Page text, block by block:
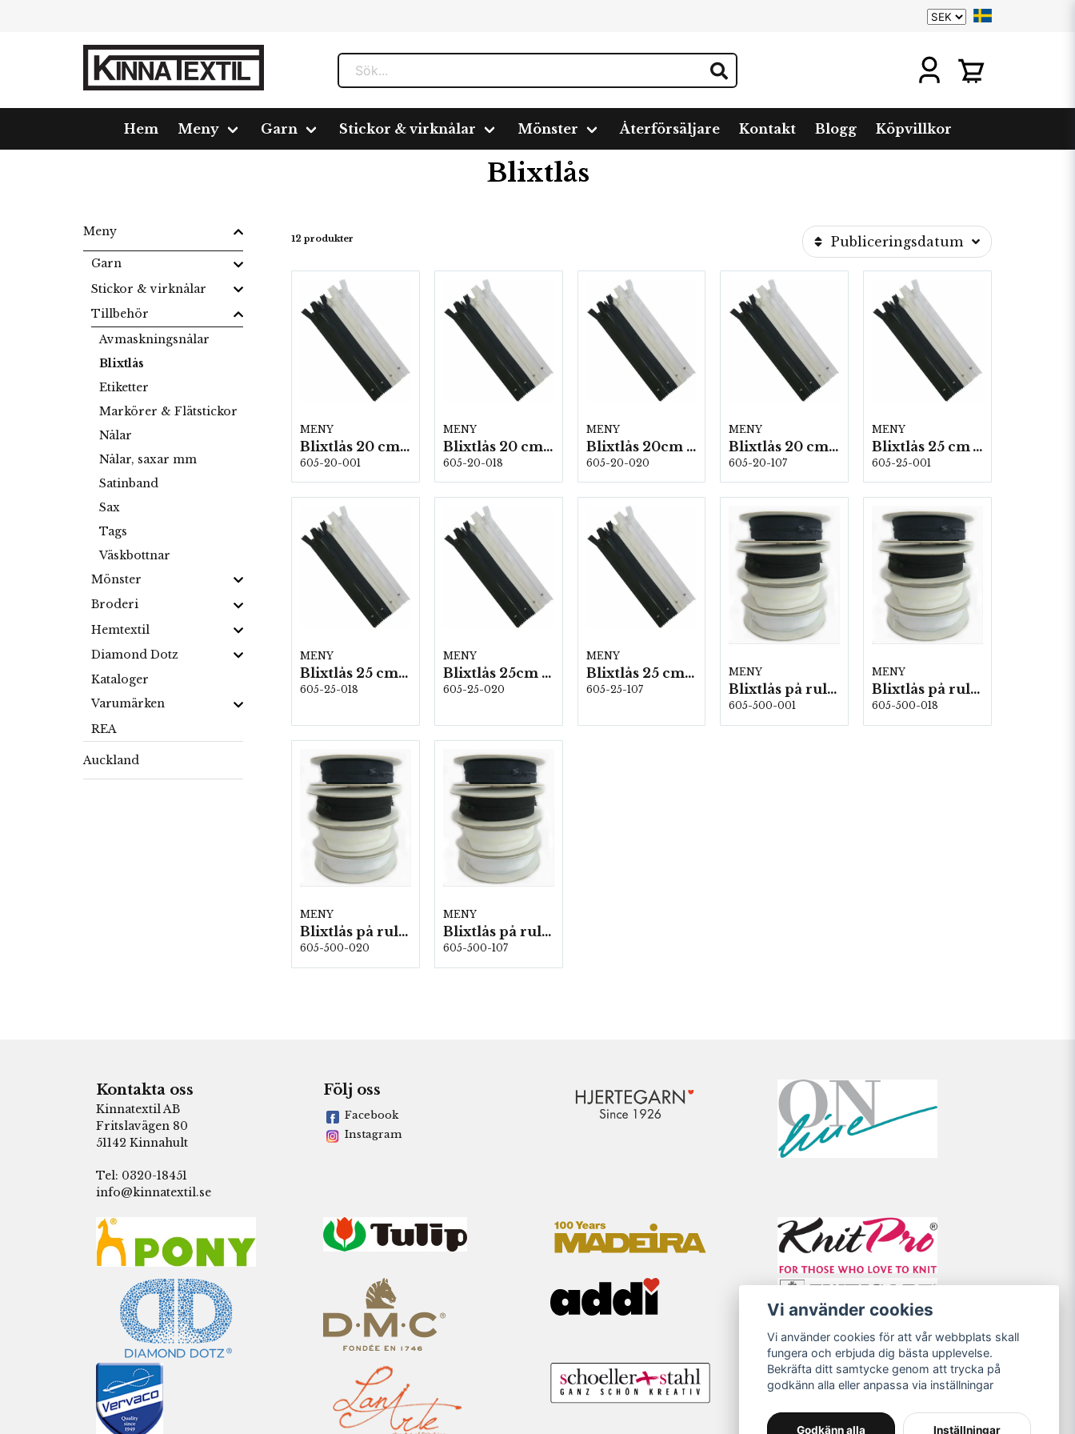
Hem Meny Garn Stickor & virknålar Mönster Återförsäljare Kontakt Blogg Köpvillkor
Meny Tillbehör Blixtlås
Blixtlås
Meny
Garn
Stickor & virknålar
Tillbehör
Avmaskningsnålar
Blixtlås
Etiketter
Markörer & Flätstickor
Nålar
Nålar, saxar mm
Satinband
Sax
Tags
Väskbottnar
Mönster
Broderi
Hemtextil
Diamond Dotz
Kataloger
Varumärken
REA
Auckland
12 produkter Publiceringsdatum
MENY
Blixtlås 20 cm Vit 10 st/fp
605-20-001
MENY
Blixtlås 20 cm Svart 10 st/fp
605-20-018
MENY
Blixtlås 20cm Oblekt 10 st/fp
605-20-020
MENY
Blixtlås 20 cm Marin 10 st/fp
605-20-107
MENY
Blixtlås 25 cm Vit 10 st/fp
605-25-001
MENY
Blixtlås 25 cm Svart 10 st/fp
605-25-018
MENY
Blixtlås 25cm Oblekt 10 st/fp
605-25-020
MENY
Blixtlås 25 cm Marin 10 st/fp
605-25-107
MENY
Blixtlås på rulle 5 m/fp. Vit
605-500-001
MENY
Blixtlås på rulle 5 m/fp. Svart
605-500-018
MENY
Blixtlås på rulle 5 m/fp. Natur
605-500-020
MENY
Blixtlås på rulle 5 m/fp. Marin
605-500-107
Kontakta oss
Kinnatextil AB
Fritslavägen 80
51142 Kinnahult
Tel: 0320-18451
info@kinnatextil.se
Följ oss
Facebook
Instagram
Vi använder cookies
Vi använder cookies för att vår webbplats skall
fungera och erbjuda dig bästa upplevelse.
Bekräfta ditt samtycke genom att trycka på
godkänn alla eller anpassa via inställningar
Godkänn alla Inställningar